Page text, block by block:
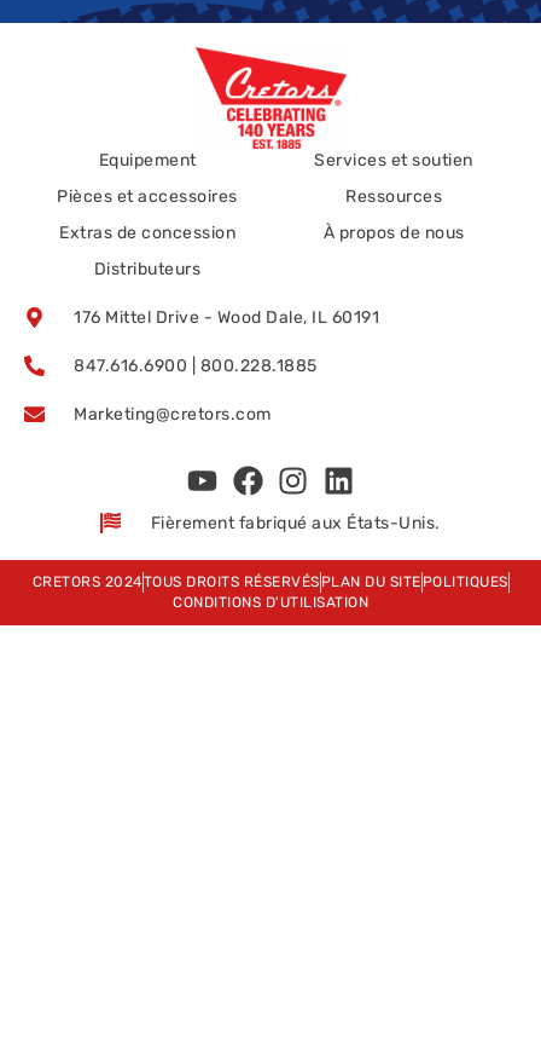
Equipement
Pièces et accessoires
Extras de concession
Distributeurs
Services et soutien
Ressources
À propos de nous
176 Mittel Drive - Wood Dale, IL 60191
847.616.6900 | 800.228.1885
Marketing@cretors.com
Fièrement fabriqué aux États-Unis.
CRETORS 2024TOUS DROITS RÉSERVÉS PLAN DU SITE POLITIQUES
CONDITIONS D'UTILISATION